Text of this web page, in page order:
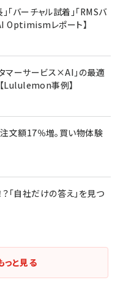
P&G・グリコで学んだ失敗
黙の組織」から「高め合う
をもっと見る
「バーチャル試着」「RMSバ
Optimismレポート】
マーサービス×AI」の最適
Lululemon事例】
注文額17％増。買い物体験
「自社だけの答え」を見つ
っと見る